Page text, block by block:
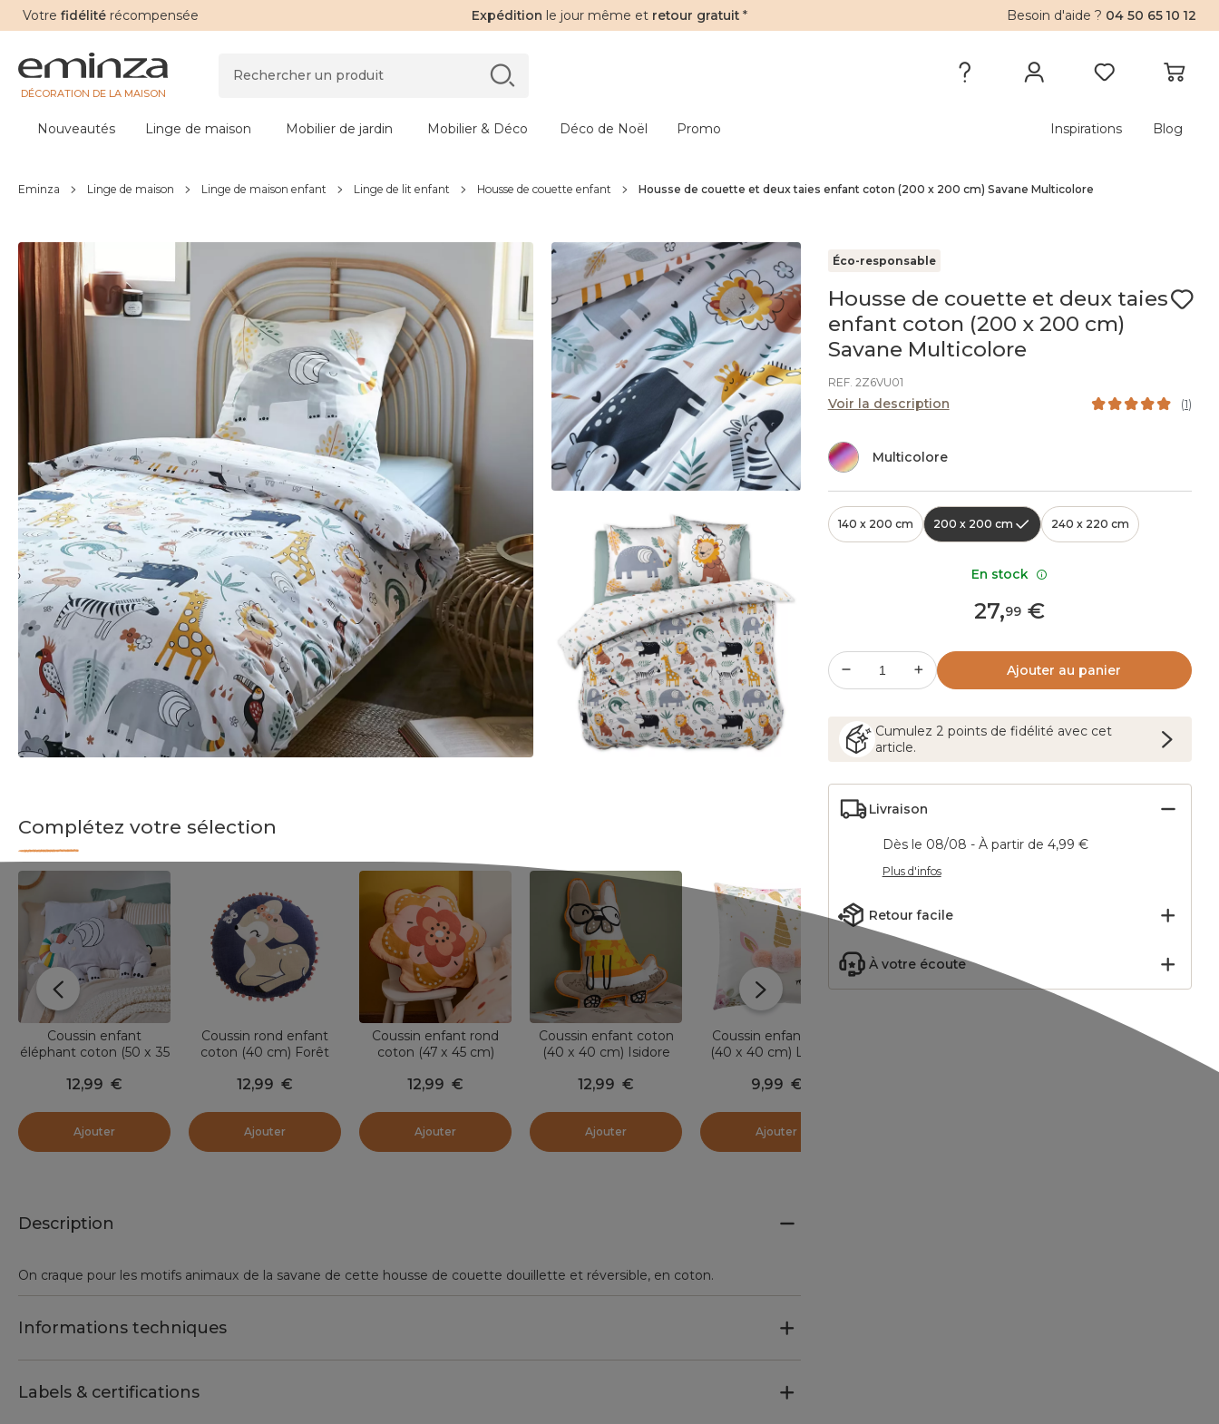
Votre fidélité récompensée Expédition le jour même et retour gratuit * Besoin d'aide ? 04 50 65 10 12
DÉCORATION DE LA MAISON
Nouveautés Linge de maison Mobilier de jardin Mobilier & Déco Déco de Noël Promo Inspirations Blog
Eminza Linge de maison Linge de maison enfant Linge de lit enfant Housse de couette enfant Housse de couette et deux taies enfant coton (200 x 200 cm) Savane Multicolore
Éco-responsable
Housse de couette et deux taies
enfant coton (200 x 200 cm)
Savane Multicolore
REF. 2Z6VU01
Voir la description (1)
Multicolore
140 x 200 cm 200 x 200 cm 240 x 220 cm
27,99 €
Ajouter au panier
Cumulez 2 pointsde fidélité avec cet
article.
Livraison
Dès le 08/08 - À partir de 4,99 €
Plus d'infos
Retour facile
À votre écoute
Complétez votre sélection
Coussin enfant
éléphant coton (50 x 35
12,99 €
Ajouter
Coussin rond enfant
coton (40 cm) Forêt
12,99 €
Ajouter
Coussin enfant rond
coton (47 x 45 cm)
12,99 €
Ajouter
Coussin enfant coton
(40 x 40 cm) Isidore
12,99 €
Ajouter
Coussin enfant carré
(40 x 40 cm) Licorne
9,99 €
Ajouter
Coussin enfant nuage
coton (60 x 30 cm)
Description
On craque pour les motifs animaux de la savane de cette housse de couette douillette et réversible, en coton.
Informations techniques
Labels & certifications